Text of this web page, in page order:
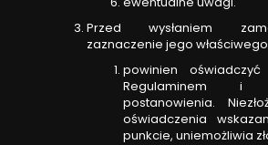
Przed wysłaniem
zaznaczenie jego
powinien
Regulaminem i
postanowienia.
oświadczenia
punkcie, uniemożliwia